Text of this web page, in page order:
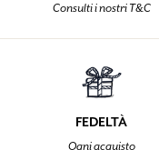
Consulti i nostri T&C
FEDELTÀ
Ogni acquisto